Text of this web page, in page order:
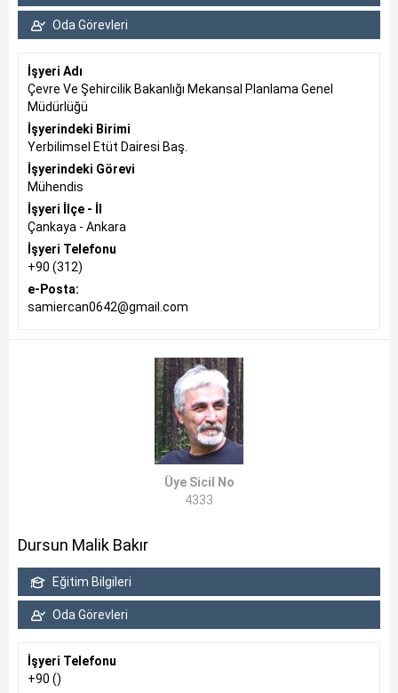
Oda Görevleri
İşyeri Adı
Çevre Ve Şehircilik Bakanlığı Mekansal Planlama Genel
Müdürlüğü
İşyerindeki Birimi
Yerbilimsel Etüt Dairesi Baş.
İşyerindeki Görevi
Mühendis
İşyeri İlçe - İl
Çankaya - Ankara
İşyeri Telefonu
+90 (312)
e-Posta:
samiercan0642@gmail.com
Üye Sicil No
4333
Dursun Malik Bakır
Eğitim Bilgileri
Oda Görevleri
İşyeri Telefonu
+90 ()